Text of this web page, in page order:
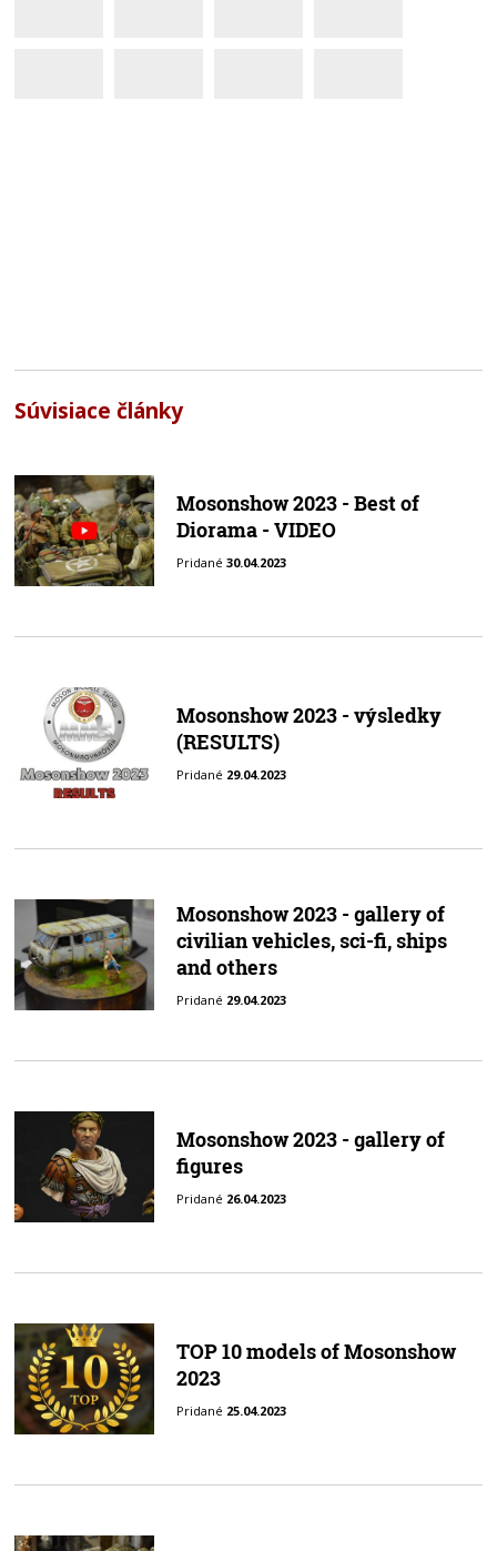
Súvisiace články
Mosonshow 2023 - Best of
Diorama - VIDEO
Pridané30.04.2023
Mosonshow 2023 - výsledky
(RESULTS)
Pridané 29.04.2023
Mosonshow 2023 - gallery of
civilian vehicles, sci-fi, ships
and others
Pridané 29.04.2023
Mosonshow 2023 - gallery of
figures
Pridané 26.04.2023
TOP 10 models of Mosonshow
2023
Pridané 25.04.2023